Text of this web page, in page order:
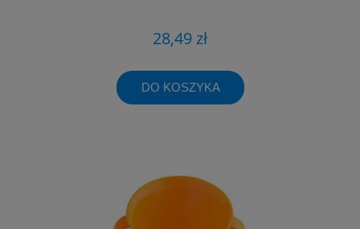
28,49 zł
DO KOSZYKA